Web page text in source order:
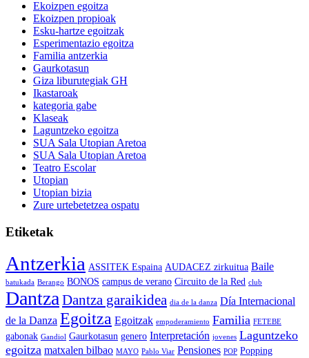
Ekoizpen egoitza
Ekoizpen propioak
Esku-hartze egoitzak
Esperimentazio egoitza
Familia antzerkia
Gaurkotasun
Giza liburutegiak GH
Ikastaroak
kategoria gabe
Klaseak
Laguntzeko egoitza
SUA Sala Utopian Aretoa
SUA Sala Utopian Aretoa
Teatro Escolar
Utopian
Utopian bizia
Zure urtebetetzea ospatu
Etiketak
Antzerkia ASSITEK Espaina AUDACEZ zirkuitua Baile
batukada Berango BONOS campus de verano Circuito de la Red club
DantzaDantza garaikidea dia de la danza Día Internacional
de la Danza Egoitza Egoitzak empoderamiento Familia FETEBE
gabonak Gandiol Gaurkotasun genero Interpretación jovenes Laguntzeko
egoitza matxalen bilbao MAYO Pablo Viar Pensiones POP Popping